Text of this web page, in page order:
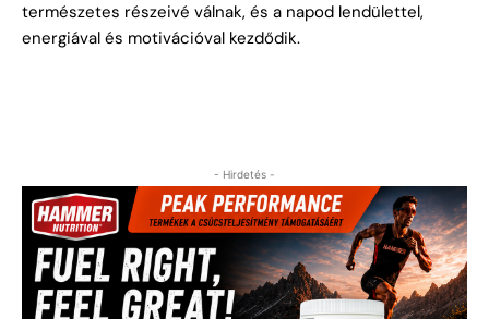
természetes részeivé válnak, és a napod lendülettel,
energiával és motivációval kezdődik.
- Hirdetés -